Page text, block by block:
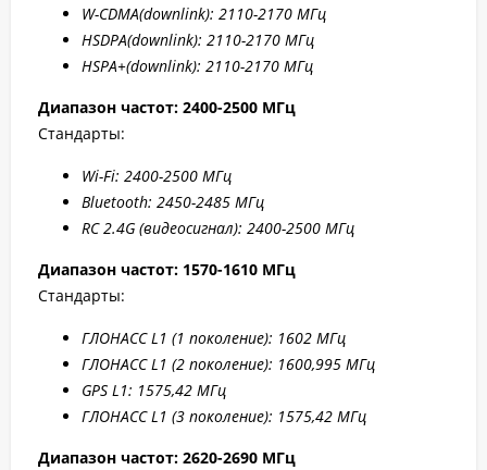
W-CDMA(downlink): 2110-2170 МГц
HSDPA(downlink): 2110-2170 МГц
HSPA+(downlink): 2110-2170 МГц
Диапазон частот: 2400-2500 МГц
Стандарты:
Wi-Fi: 2400-2500 МГц
Bluetooth: 2450-2485 МГц
RC 2.4G (видеосигнал): 2400-2500 МГц
Диапазон частот: 1570-1610 МГц
Стандарты:
ГЛОНАСС L1 (1 поколение): 1602 МГц
ГЛОНАСС L1 (2 поколение): 1600,995 МГц
GPS L1: 1575,42 МГц
ГЛОНАСС L1 (3 поколение): 1575,42 МГц
Диапазон частот: 2620-2690 МГц